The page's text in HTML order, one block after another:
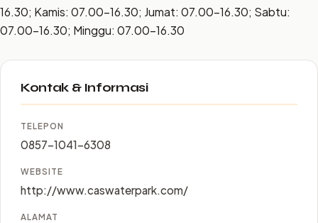
16.30; Kamis: 07.00–16.30; Jumat: 07.00–16.30; Sabtu:
07.00–16.30; Minggu: 07.00–16.30
Kontak & Informasi
TELEPON
0857-1041-6308
WEBSITE
http://www.caswaterpark.com/
ALAMAT